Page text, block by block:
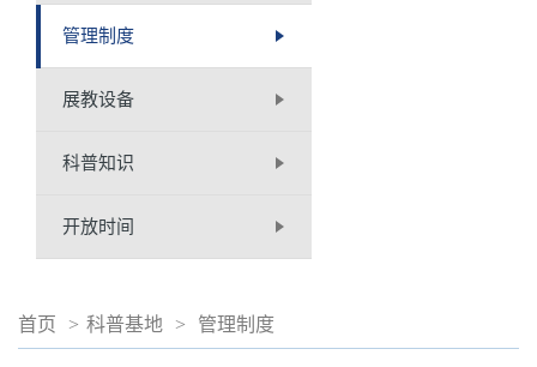
管理制度
展教设备
科普知识
开放时间
首页 > 科普基地 > 管理制度